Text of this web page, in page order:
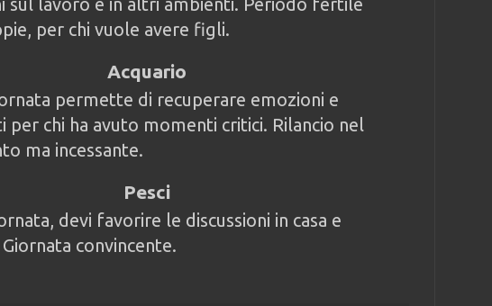
per chi vuole avere figli.
Acquario
permette di recuperare emozioni e
per chi ha avuto momenti critici. Rilancio nel
ma incessante.
Pesci
devi favorire le discussioni in casa e
convincente.